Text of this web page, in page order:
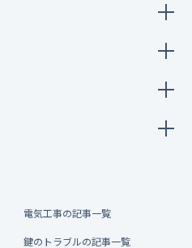
電気工事の記事一覧
鍵のトラブルの記事一覧